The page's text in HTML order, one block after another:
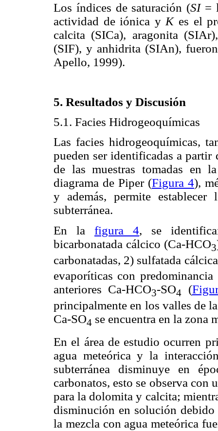
Los índices de saturación (SI=
actividad de iónica y Kes el
calcita (SICa), aragonita
(SIF), y anhidrita (SIAn),
Apello, 1999).
5. Resultados y Discusión
5.1. Facies Hidrogeoquímicas
Las facies hidrogeoquímicas,
pueden ser identificadas a partir
de las muestras tomadas en
diagrama de Piper (Figura 4),
y además, permite
subterránea.
En la figura 4, se
bicarbonatada cálcico (Ca-HCO3
carbonatadas, 2) sulfatada
evaporíticas con
anteriores Ca-HCO3-SO4 (
principalmente en los valles de
Ca-SO4 se encuentra en la zona
En el área de estudio ocurren
agua meteórica y la
subterránea disminuye en
carbonatos, esto se observa
para la dolomita y calcita;
disminución en solución
la mezcla con agua meteórica